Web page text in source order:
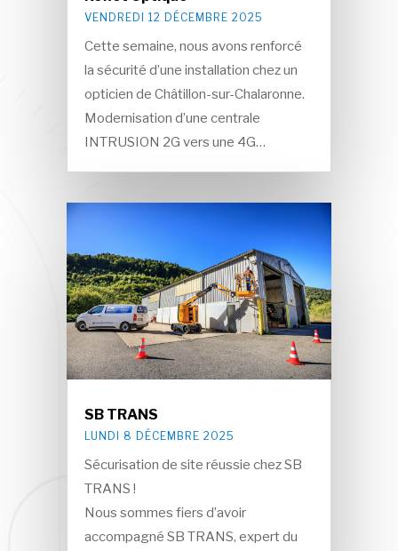
VENDREDI 12 DÉCEMBRE 2025
Cette semaine, nous avons renforcé
la sécurité d’une installation chez un
opticien de Châtillon-sur-Chalaronne.
Modernisation d’une centrale
INTRUSION 2G vers une 4G…
SB TRANS
LUNDI 8 DÉCEMBRE 2025
Sécurisation de site réussie chez SB
TRANS !
Nous sommes fiers d’avoir
accompagné SB TRANS, expert du